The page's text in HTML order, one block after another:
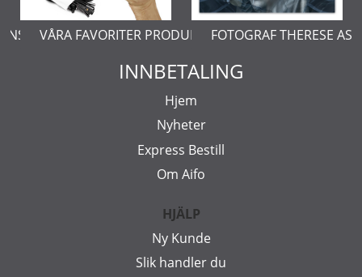
VÅRA FAVORITER PRODUKTERFOTOGRAF THERESE
INNBETALING
Hjem
Nyheter
Express Bestill
Om Aifo
HJÄLP
Ny Kunde
Slik handler du